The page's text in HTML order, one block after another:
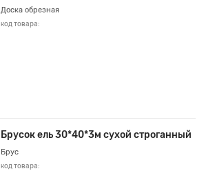
Доска обрезная
код товара:
Брусок ель 30*40*3м сухой строганный
Брус
код товара: